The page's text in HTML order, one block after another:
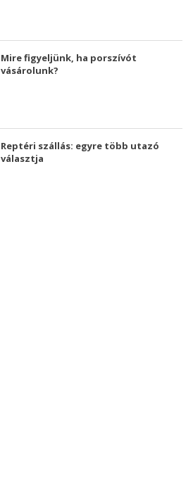
Mire figyeljünk, ha porszívót
vásárolunk?
Reptéri szállás: egyre több utazó
választja